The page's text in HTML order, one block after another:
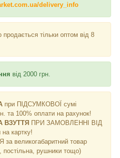
delivery_info
продається тільки оптом від 8
від 2000 грн.
при ПІДСУМКОВОЇ сумі
та 100% оплати на рахунок!
ВЗУТТЯ ПРИ ЗАМОВЛЕННІ ВІД
картку!
великогабаритний товар
постільна, рушники тощо)